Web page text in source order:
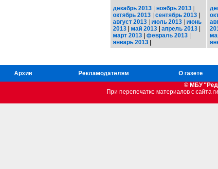
декабрь 2013 | ноябрь 2013 |
октябрь 2013 | сентябрь 2013 |
август 2013 | июль 2013 | июнь
2013 | май 2013 | апрель 2013 |
март 2013 | февраль 2013 |
январь 2013 |
Архив Рекламодателям
О газете
© МБУ
При перепечатке материалов c сайта